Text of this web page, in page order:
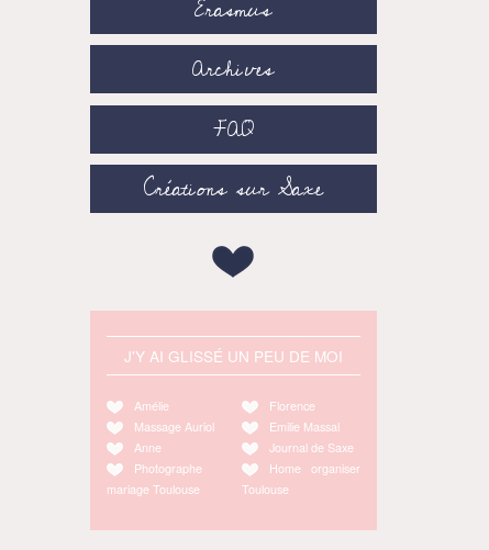
Erasmus
Archives
FAQ
Créations sur Saxe
J'Y AI GLISSÉ UN PEU DE MOI
Amélie
Massage Auriol
Anne
Photographe
mariage Toulouse
Florence
Emilie Massal
Journal de Saxe
Home organiser
Toulouse